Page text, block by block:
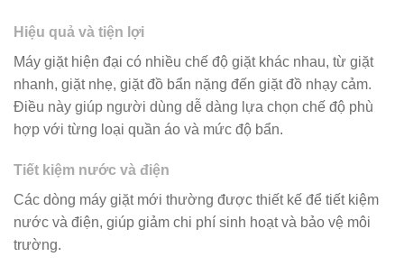
Hiệu quả và tiện lợi
Máy giặt hiện đại có nhiều chế độ giặt khác nhau, từ giặt
nhanh, giặt nhẹ, giặt đồ bẩn nặng đến giặt đồ nhạy cảm.
Điều này giúp người dùng dễ dàng lựa chọn chế độ phù
hợp với từng loại quần áo và mức độ bẩn.
Tiết kiệm nước và điện
Các dòng máy giặt mới thường được thiết kế để tiết kiệm
nước và điện, giúp giảm chi phí sinh hoạt và bảo vệ môi
trường.